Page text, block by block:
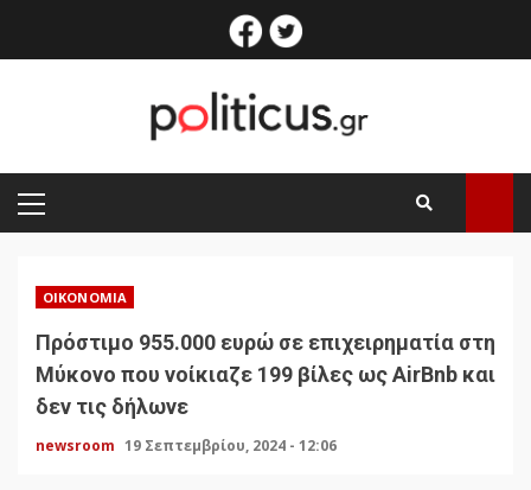
facebook
PRIMARY
MENU
ΟΙΚΟΝΟΜΊΑ
Πρόστιμο 955.000 ευρώ σε επιχειρηματία στη
Μύκονο που νοίκιαζε 199 βίλες ως AirBnb και
δεν τις δήλωνε
newsroom 19 Σεπτεμβρίου, 2024 - 12:06